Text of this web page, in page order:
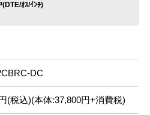
ｵｽ/ｲﾝﾁ)
DC
(税込)(本体:37,800円+消費税)